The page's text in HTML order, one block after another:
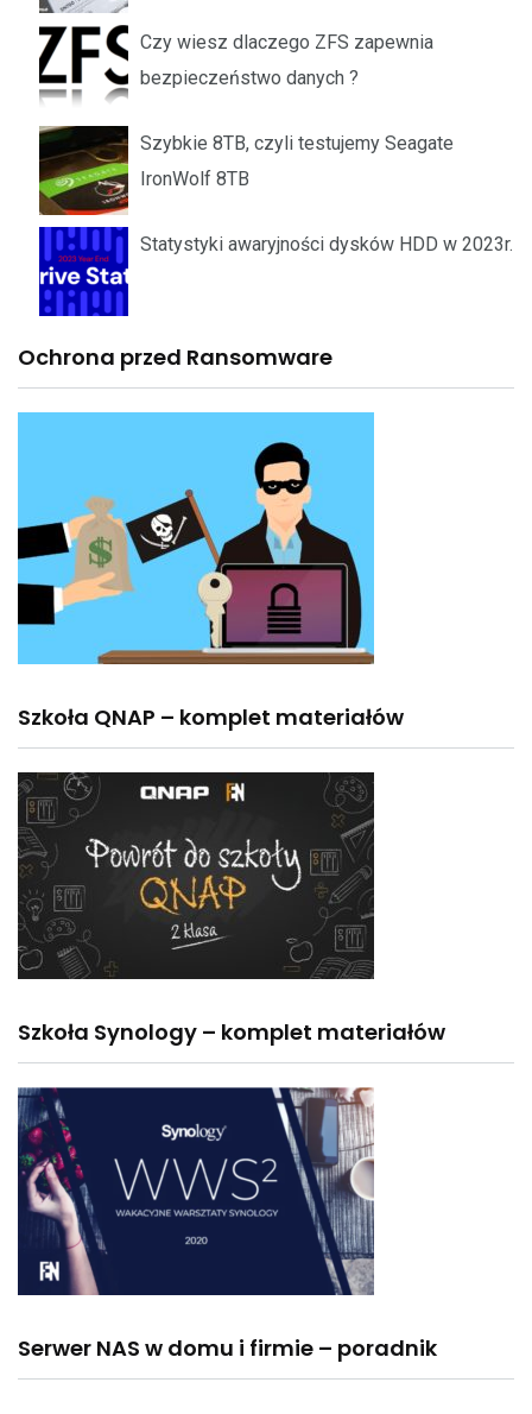
Czy wiesz dlaczego ZFS zapewnia
bezpieczeństwo danych ?
Szybkie 8TB, czyli testujemy Seagate
IronWolf 8TB
Statystyki awaryjności dysków HDD w 2023r.
Ochrona przed Ransomware
Szkoła QNAP – komplet materiałów
Szkoła Synology – komplet materiałów
Serwer NAS w domu i firmie – poradnik